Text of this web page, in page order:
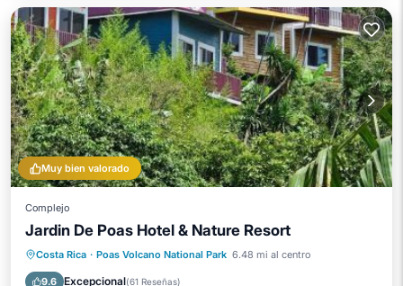
Muy bien valorado
Complejo
Jardin De Poas Hotel & Nature Resort
Costa Rica · Poas Volcano National Park 6.48 mi al centro
9.6 Excepcional(61 Reseñas)
Frente al mar Aparcamiento
Piscina
Vista al mar